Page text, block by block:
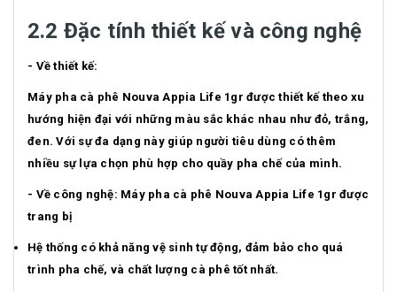
2.2 Đặc tính thiết kế và công nghệ
- Về thiết kế:
Máy pha cà phê Nouva Appia Life 1gr được thiết kế theo xu
hướng hiện đại với những màu sắc khác nhau như đỏ, trắng,
đen. Với sự đa dạng này giúp người tiêu dùng có thêm
nhiều sự lựa chọn phù hợp cho quầy pha chế của mình.
- Về công nghệ: Máy pha cà phê Nouva Appia Life 1gr được
trang bị
Hệ thống có khả năng vệ sinh tự động, đảm bảo cho quá
trình pha chế, và chất lượng cà phê tốt nhất.